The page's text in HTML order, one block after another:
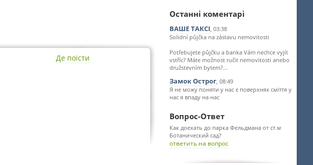
Де поїсти
Останні коментарі
ВАШЕ ТАКСІ, 03:38
Solidní půjčka na zástavu nemovitosti
Potřebujete půjčku a banka Vám nechce vyjít
vstříc? Máte možnost ručit nemovitosti anebo
družstevním bytem?...
Замок Острог, 08:49
Я не можу поняти у нас є поверхнях сміття у
нас я впаду на нас
Вопрос-Ответ
Как доехать до парка Фельдмана от ст.м
Ботанический сад?
ответить на вопрос